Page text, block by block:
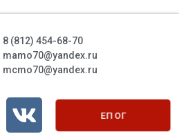
8 (812) 454-68-70
mamo70@yandex.ru
mcmo70@yandex.ru
ЕП ОГ